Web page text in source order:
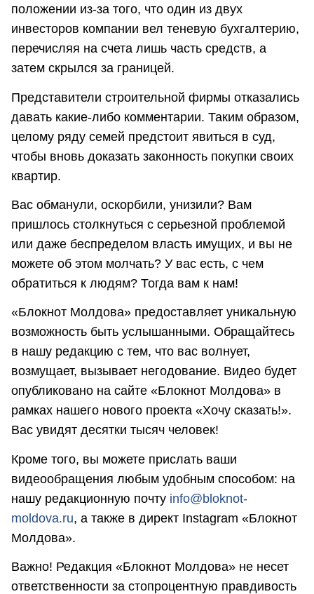
положении из-за того, что один из двух
инвесторов компании вел теневую бухгалтерию,
перечисляя на счета лишь часть средств, а
затем скрылся за границей.
Представители строительной фирмы отказались
давать какие-либо комментарии. Таким образом,
целому ряду семей предстоит явиться в суд,
чтобы вновь доказать законность покупки своих
квартир.
Вас обманули, оскорбили, унизили? Вам
пришлось столкнуться с серьезной проблемой
или даже беспределом власть имущих, и вы не
можете об этом молчать? У вас есть, с чем
обратиться к людям? Тогда вам к нам!
«Блокнот Молдова» предоставляет уникальную
возможность быть услышанными. Обращайтесь
в нашу редакцию с тем, что вас волнует,
возмущает, вызывает негодование. Видео будет
опубликовано на сайте «Блокнот Молдова» в
рамках нашего нового проекта «Хочу сказать!».
Вас увидят десятки тысяч человек!
Кроме того, вы можете прислать ваши
видеообращения любым удобным способом: на
нашу редакционную почту info@bloknot-
moldova.ru, а также в директ Instagram «Блокнот
Молдова».
Важно! Редакция «Блокнот Молдова» не несет
ответственности за стопроцентную правдивость